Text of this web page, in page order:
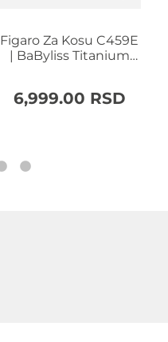
Figaro Za Kosu C459E
| BaByliss Titanium
6,999.00 RSD